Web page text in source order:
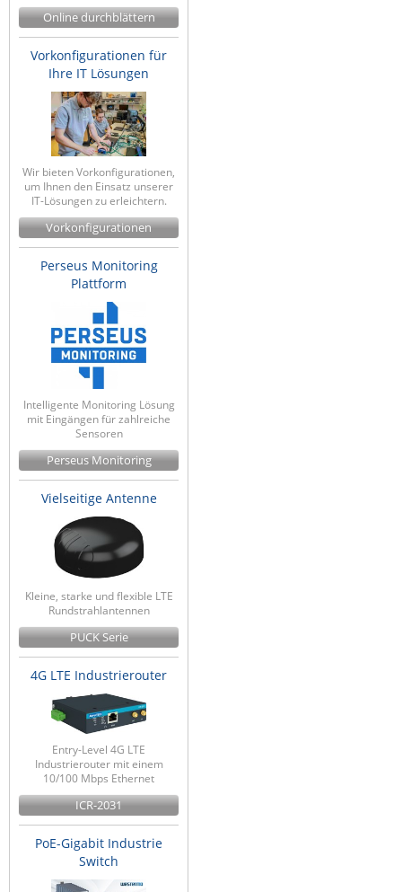
Online durchblättern
Vorkonfigurationen für
Ihre IT Lösungen
Wir bieten Vorkonfigurationen,
um Ihnen den Einsatz unserer
IT-Lösungen zu erleichtern.
Vorkonfigurationen
Perseus Monitoring
Plattform
Intelligente Monitoring Lösung
mit Eingängen für zahlreiche
Sensoren
Perseus Monitoring
Vielseitige Antenne
Kleine, starke und flexible LTE
Rundstrahlantennen
PUCK Serie
4G LTE Industrierouter
Entry-Level 4G LTE
Industrierouter mit einem
10/100 Mbps Ethernet
ICR-2031
PoE-Gigabit Industrie
Switch